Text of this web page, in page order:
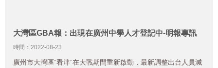
大灣區GBA報：出現在廣州中學人才登記中-明報專訊
時間：2022-08-23
廣州市大灣區“看津”在大戰期間重新啟動，最新調整出台人員減